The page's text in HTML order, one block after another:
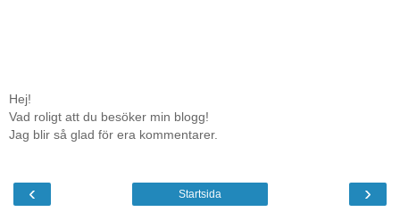
Hej!
Vad roligt att du besöker min blogg!
Jag blir så glad för era kommentarer.
‹ ›
Startsida